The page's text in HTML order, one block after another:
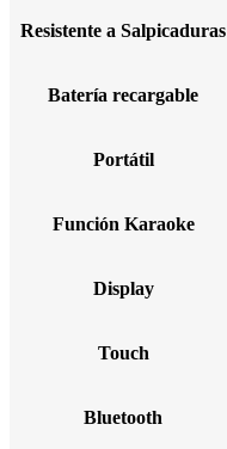
Resistente a Salpicaduras
Batería recargable
Portátil
Función Karaoke
Display
Touch
Bluetooth